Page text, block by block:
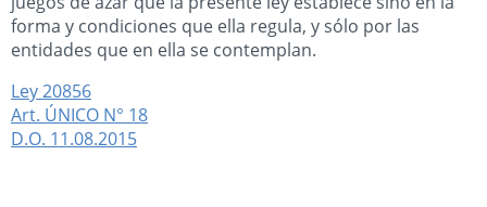
forma y condiciones que ella regula, y sólo por las
entidades que en ella se contemplan.
Ley 20856
Art. ÚNICO N° 18
D.O. 11.08.2015